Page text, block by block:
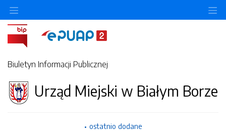
Biuletyn Informacji Publicznej
Urząd Miejski w Białym Borze
ostatnio dodane